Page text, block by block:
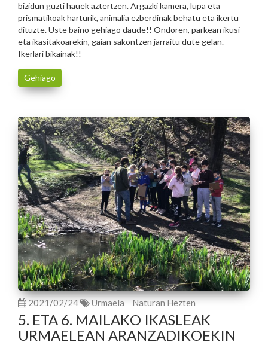
bizidun guzti hauek aztertzen. Argazki kamera, lupa eta
prismatikoak harturik, animalia ezberdinak behatu eta ikertu
dituzte. Uste baino gehiago daude!! Ondoren, parkean ikusi
eta ikasitakoarekin, gaian sakontzen jarraitu dute gelan.
Ikerlari bikainak!!
Gehiago
2021/02/24 Urmaela Naturan Hezten
5. ETA 6. MAILAKO IKASLEAK
URMAELEAN ARANZADIKOEKIN